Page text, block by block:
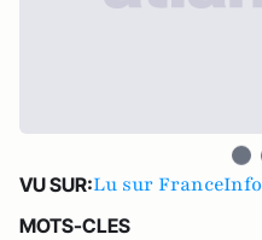
VU SUR:Lu sur FranceInfo
MOTS-CLES